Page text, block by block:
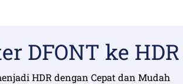
DFONT ke HDR
HDR dengan Cepat dan Mudah